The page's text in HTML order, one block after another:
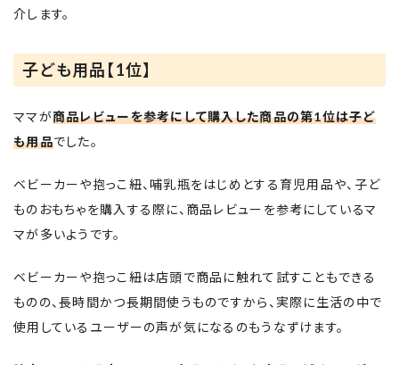
介します。
子ども用品【1位】
ママが商品レビューを参考にして購入した商品の第1位は子ど
も用品でした。
ベビーカーや抱っこ紐、哺乳瓶をはじめとする育児用品や、子ど
ものおもちゃを購入する際に、商品レビューを参考にしているマ
マが多いようです。
ベビーカーや抱っこ紐は店頭で商品に触れて試すこともできる
ものの、長時間かつ長期間使うものですから、実際に生活の中で
使用しているユーザーの声が気になるのもうなずけます。